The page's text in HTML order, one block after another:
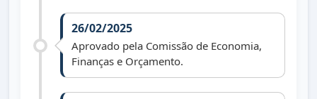
26/02/2025
Aprovado pela Comissão de Economia,
Finanças e Orçamento.